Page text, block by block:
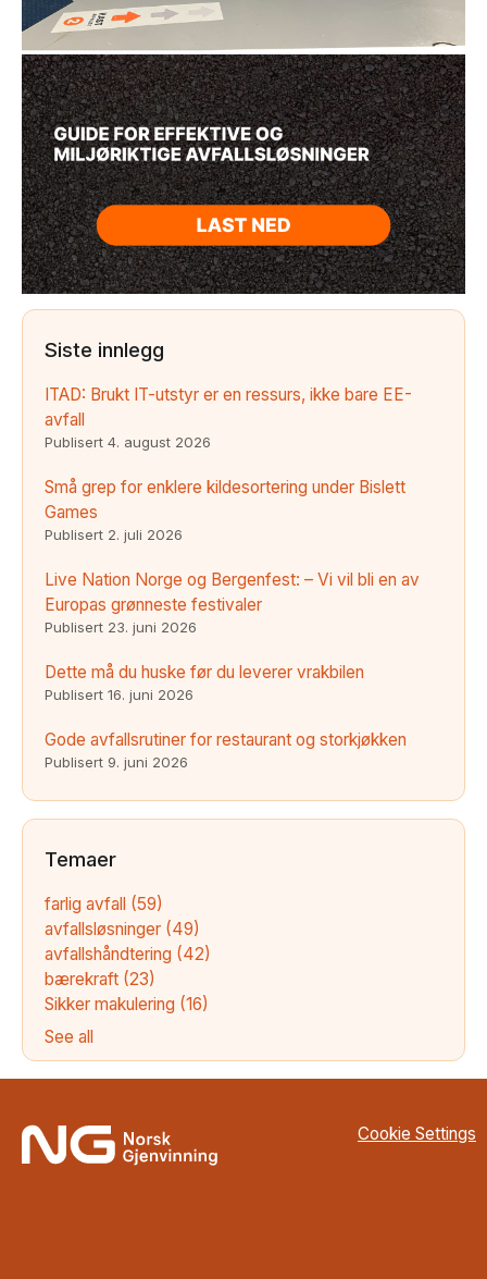
Siste innlegg
ITAD: Brukt IT-utstyr er en ressurs, ikke bare EE-
avfall
Publisert 4. august 2026
Små grep for enklere kildesortering under Bislett
Games
Publisert 2. juli 2026
Live Nation Norge og Bergenfest: – Vi vil bli en av
Europas grønneste festivaler
Publisert 23. juni 2026
Dette må du huske før du leverer vrakbilen
Publisert 16. juni 2026
Gode avfallsrutiner for restaurant og storkjøkken
Publisert 9. juni 2026
Temaer
farlig avfall (59)
avfallsløsninger (49)
avfallshåndtering (42)
bærekraft (23)
Sikker makulering (16)
See all
Cookie Settings